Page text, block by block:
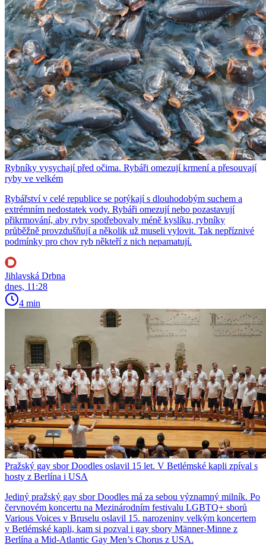
Rybníky vysychají před očima. Rybáři omezují krmení a přesouvají
ryby ve velkém
Rybářství v celé republice se potýkají s dlouhodobým suchem a
extrémním nedostatek vody. Rybáři omezují nebo pozastavují
přikrmování, aby ryby spotřebovaly méně kyslíku, rybníky
průběžně provzdušňují a několik už museli vylovit. Tak nepříznivé
podmínky pro chov ryb někteří z nich nepamatují.
Jihlavská Drbna
dnes, 11:28
4 min
Pražský gay sbor Doodles oslavil 15 let. V Betlémské kapli zpíval s
hosty z Berlína i USA
Jediný pražský gay sbor Doodles má za sebou významný milník. Po
červnovém koncertu na Mezinárodním festivalu LGBTQ+ sborů
Various Voices v Bruselu oslavil 15. narozeniny velkým koncertem
v Betlémské kapli, kam si pozval i gay sbory Männer-Minne z
Berlína a Mid-Atlantic Gay Men’s Chorus z USA.